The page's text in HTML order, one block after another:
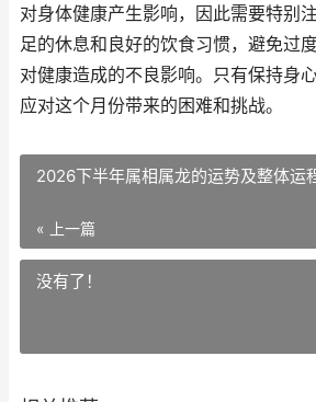
对身体健康产生影响，因此需要特别
足的休息和良好的饮食习惯，避免过
对健康造成的不良影响。只有保持身
应对这个月份带来的困难和挑战。
2026下半年属相属龙的运势及整体运
« 上一篇
没有了！